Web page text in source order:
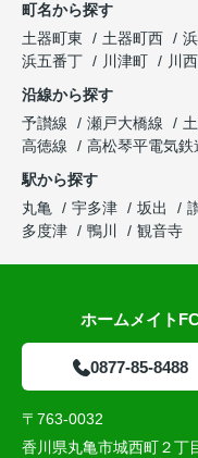
町名から探す
土器町東
土器町西
浜五番丁
川津町 川
沿線から探す
予讃線
瀬戸大橋線
高徳線
高松琴平電気鉄
駅から探す
丸亀
宇多津 坂出
多度津
鴨川 観音寺
ホームメイト
0877-85-8488
〒763-0032
香川県丸亀市城西町２丁